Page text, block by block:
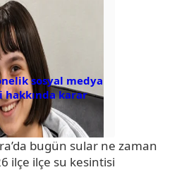
sosyal medya
hakkında karar
bugün sular ne zaman
ilçe ilçe su kesintisi